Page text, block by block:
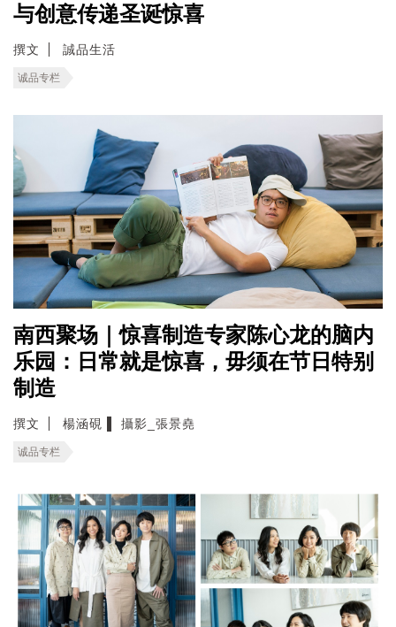
与创意传递圣诞惊喜
撰文 誠品生活
诚品专栏
南西聚场｜惊喜制造专家陈心龙的脑内
乐园：日常就是惊喜，毋须在节日特别
制造
撰文 楊涵硯 ▌ 攝影_張景堯
诚品专栏